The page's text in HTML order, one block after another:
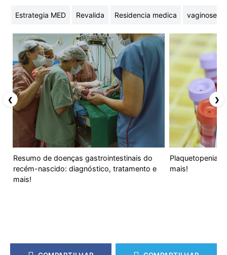
Estrategia MED Revalida Residencia medica vaginose
Resumo de doenças gastrointestinais do
recém-nascido: diagnóstico, tratamento e
mais!
Plaquetopenia:
mais!
❮ ❯